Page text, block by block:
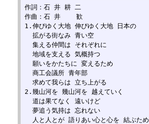
作詞：石 井 耕 二
作曲：石 井    歓
1.伸びゆく大地 伸びゆく大地 日本の
  拡がる街なみ 青い空
  集える仲間は それぞれに
  地域を支える 気概持つ
  願いをかたちに 変えるため
  商工会議所 青年部
  求めて我らは 立ち上がる
2.幾山河を 幾山河を 越えていく
  道は果てなく 遠いけど
  夢追う気持は 忘れない
  人と人とが 語りあい心と心を 結ぶため